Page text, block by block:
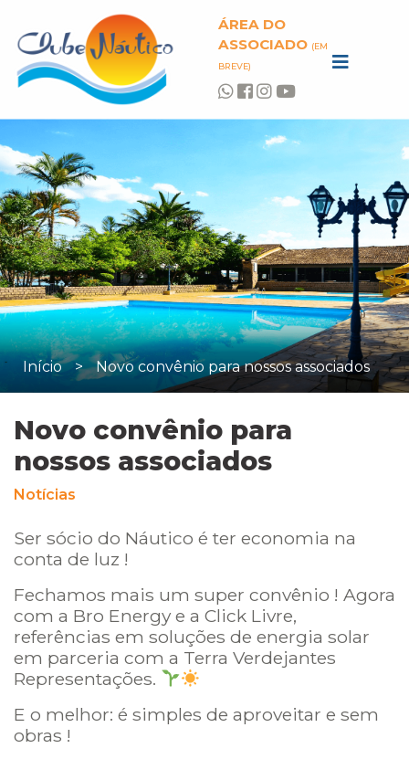
ÁREA DO
ASSOCIADO (EM
BREVE)
Início > Novo convênio para nossos associados
Novo convênio para
nossos associados
Notícias
Ser sócio do Náutico é ter economia na
conta de luz !
Fechamos mais um super convênio ! Agora
com a Bro Energy e a Click Livre,
referências em soluções de energia solar
em parceria com a Terra Verdejantes
Representações.
E o melhor: é simples de aproveitar e sem
obras !